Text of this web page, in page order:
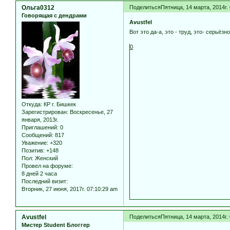
ПоделитьсяПятница, 14 марта, 2014г.
Ольга0312
Говорящая с дендрами
Откуда: КР г. Бишкек
Зарегистрирован: Воскресенье, 27
января, 2013г.
Приглашений: 0
Сообщений: 817
Уважение: +320
Позитив: +148
Пол: Женский
Провел на форуме:
8 дней 2 часа
Последний визит:
Вторник, 27 июня, 2017г. 07:10:29 am
Avustfel
Вот это да-а, это - труд, это- серьёзно
0
ПоделитьсяПятница, 14 марта, 2014г.
Avustfel
Мистер Student Блоггер